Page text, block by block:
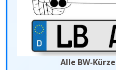
Alle BW-